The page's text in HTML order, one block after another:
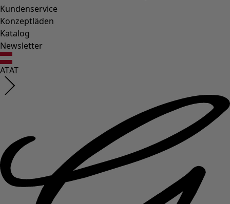
Kundenservice
Konzeptläden
Katalog
Newsletter
ATAT